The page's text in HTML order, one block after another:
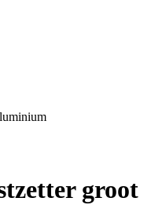
groot